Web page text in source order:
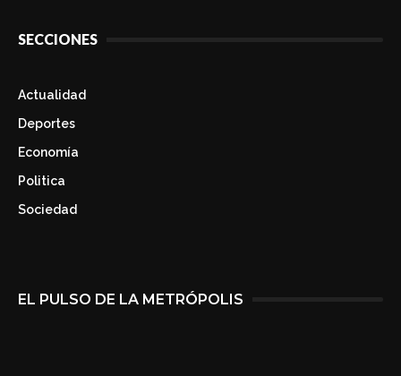
SECCIONES
Actualidad
Deportes
Economía
Politica
Sociedad
EL PULSO DE LA METRÓPOLIS